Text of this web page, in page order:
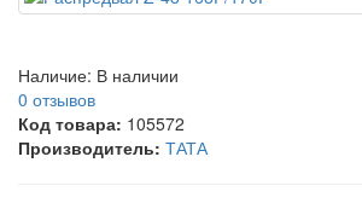
Наличие: В наличии
0 отзывов
Код товара: 105572
Производитель: ТАТА